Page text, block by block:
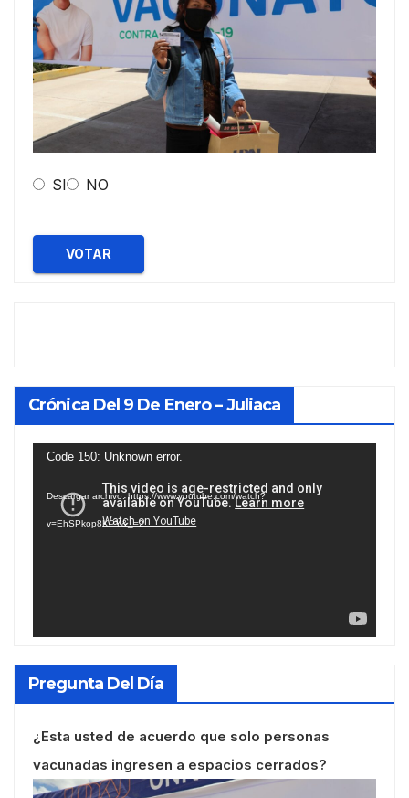
SI NO
VOTAR
Crónica Del 9 De Enero – Juliaca
Reproductor
vídeo
Code 150: Unknown error.
Descargar archivo: https://www.youtube.com/watch?
v=EhSPkop8KPY&_=2
Pregunta Del Día
¿Esta usted de acuerdo que solo personas
vacunadas ingresen a espacios cerrados?